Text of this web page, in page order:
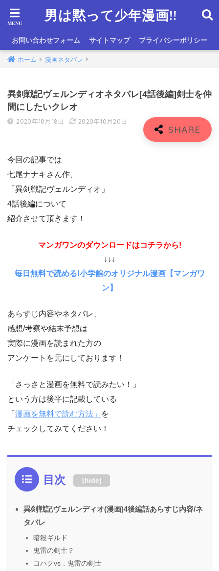
男は黙って少年漫画!!
お問い合わせフォーム サイトマップ プライバシーポリシー
ホーム 漫画ネタバレ
異剣戦記ヴェルンディオネタバレ[4話後編]剣士を仲
間にしたいクレオ
2020年10月18日 2020年10月20日
今回の記事では
七尾ナナキさん作、
「異剣戦記ヴェルンディオ」
4話後編について
紹介させて頂きます！
マンガワンのダウンロードはコチラから!
↓↓↓
毎日無料で読める!小学館のオリジナル漫画【マンガワ
ン】
あらすじ内容やネタバレ、
感想/考察や結末予想は
実際に漫画を読まれた方の
アンケートを元にしております！
「さっさと漫画を無料で読みたい！」
という方は後半に記載している
「 漫画を無料で読む方法」
を
チェックしてみてください！
目次 [hide]
異剣戦記ヴェルンディオ(漫画)4後編話あらすじ内容/ネ
タバレ
暗殺ギルド
鬼雷の剣士？
コハクvs．鬼雷の剣士